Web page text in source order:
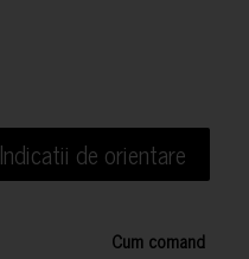
Indicatii de orientare
Cum comand